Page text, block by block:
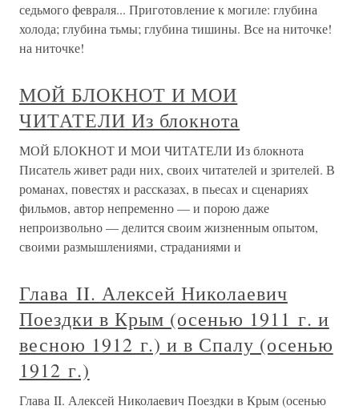
седьмого февраля... Приготовление к могиле: глубина
холода; глубина тьмы; глубина тишины. Все на ниточке!
на ниточке!
МОЙ БЛОКНОТ И МОИ
ЧИТАТЕЛИ Из блокнота
МОЙ БЛОКНОТ И МОИ ЧИТАТЕЛИ Из блокнота
Писатель живет ради них, своих читателей и зрителей. В
романах, повестях и рассказах, в пьесах и сценариях
фильмов, автор непременно — и порою даже
непроизвольно — делится своим жизненным опытом,
своими размышлениями, страданиями и
Глава II. Алексей Николаевич
Поездки в Крым (осенью 1911 г. и
весною 1912 г.) и в Спалу (осенью
1912 г.)
Глава II. Алексей Николаевич Поездки в Крым (осенью